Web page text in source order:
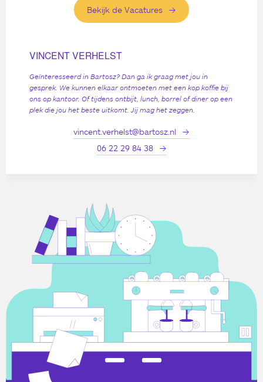
Bekijk de Vacatures
VINCENT VERHELST
Geïnteresseerd in Bartosz? Dan ga ik graag met jou in
gesprek. We kunnen elkaar ontmoeten met een kop koffie bij
ons op kantoor. Of tijdens ontbijt, lunch, borrel of diner op een
plek die jou het beste uitkomt. Jij mag het zeggen.
vincent.verhelst@bartosz.nl
06 22 29 84 38